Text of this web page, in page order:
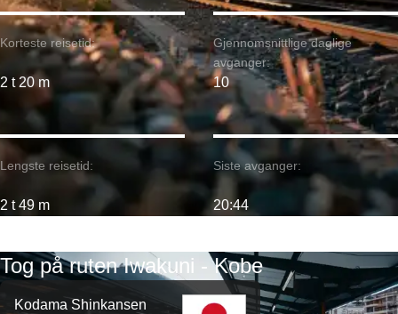
Korteste reisetid:
2 t 20 m
Lengste reisetid:
2 t 49 m
Gjennomsnittlige daglige
avganger:
10
Siste avganger:
20:44
Tog på ruten Iwakuni - Kobe
Kodama Shinkansen